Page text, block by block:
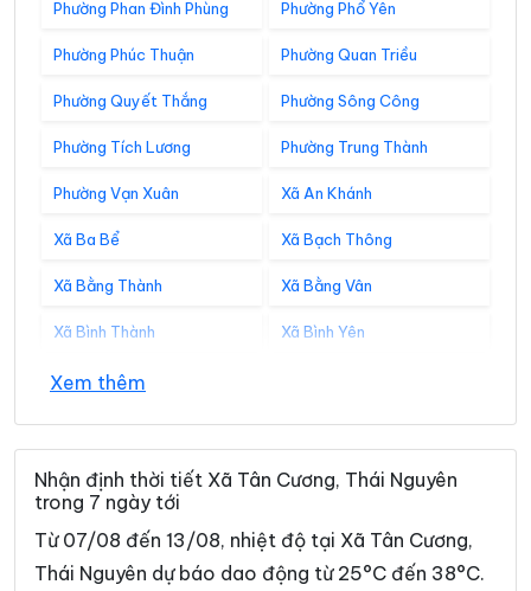
Phường Phan Đình Phùng Phường Phổ Yên
Phường Phúc Thuận Phường Quan Triều
Phường Quyết Thắng Phường Sông Công
Phường Tích Lương Phường Trung Thành
Phường Vạn Xuân Xã An Khánh
Xã Ba Bể Xã Bạch Thông
Xã Bằng Thành Xã Bằng Vân
Xã Bình Thành Xã Bình Yên
Xã Cẩm Giàng
Xã Chợ Đồn Xã Chợ Mới
Xã Chợ Rã Xã Côn Minh
Xã Cường Lợi
Xã Đại Từ Xã Dân Tiến
Xem thêm
Nhận định thời tiết Xã Tân Cương, Thái Nguyên
trong 7 ngày tới
Từ 07/08 đến 13/08, nhiệt độ tại Xã Tân Cương,
Thái Nguyên dự báo dao động từ 25°C đến 38°C.